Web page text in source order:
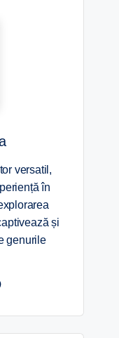
versatil,
în
și
genurile